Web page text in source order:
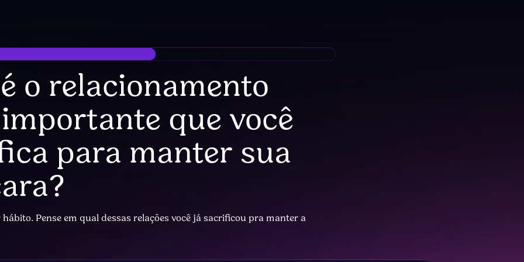
o relacionamento
que você
para manter sua
hábito. Pense em qual dessas relações você já sacrificou pra manter a